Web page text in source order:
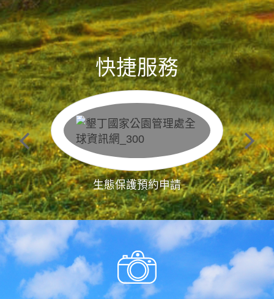
快捷服務
生態保護預約申請